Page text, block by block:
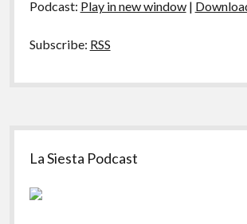
trabalho
Podcast: Play in new window|
Subscribe: RSS
Sidebar
La Siesta Podcast